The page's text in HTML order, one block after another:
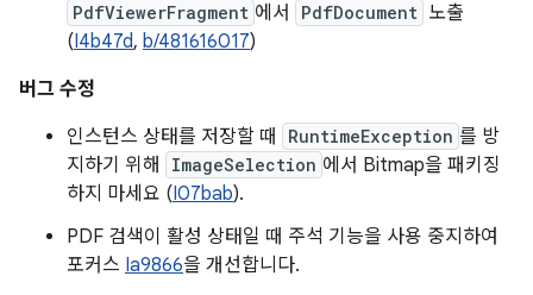
PdfViewerFragment 에서 PdfDocument 노출
(I4b47d, b/481616017)
버그 수정
인스턴스 상태를 저장할 때
RuntimeException 를 방
지하기 위해
ImageSelection 에서 Bitmap을 패키징
하지 마세요 (I07bab).
PDF 검색이 활성 상태일 때 주석 기능을 사용 중지하여
포커스 Ia9866을 개선합니다.